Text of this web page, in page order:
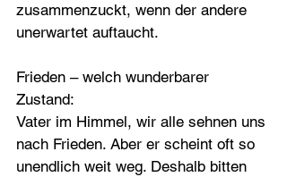
zusammenzuckt, wenn der andere
unerwartet auftaucht.
Frieden – welch wunderbarer
Zustand:
Vater im Himmel, wir alle sehnen uns
nach Frieden. Aber er scheint oft so
unendlich weit weg. Deshalb bitten